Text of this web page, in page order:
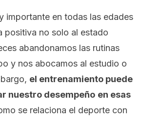
importante en todas las edades
positiva no solo al estado
abandonamos las rutinas
y nos abocamos al estudio o
el entrenamiento puede
nuestro desempeño en esas
se relaciona el deporte con